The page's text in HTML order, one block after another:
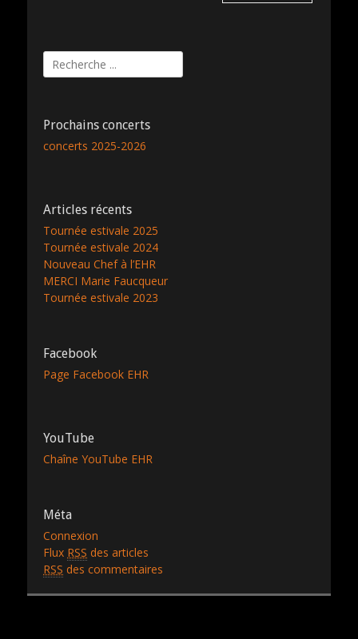
Rechercher :
Prochains concerts
concerts 2025-2026
Articles récents
Tournée estivale 2025
Tournée estivale 2024
Nouveau Chef à l’EHR
MERCI Marie Faucqueur
Tournée estivale 2023
Facebook
Page Facebook EHR
YouTube
Chaîne YouTube EHR
Méta
Connexion
Flux RSS des articles
RSS des commentaires